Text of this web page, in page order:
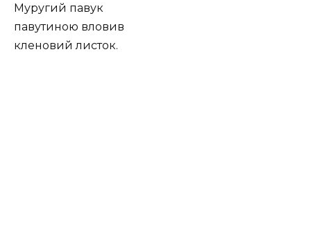
Муругий павук
павутиною вловив
кленовий листок.